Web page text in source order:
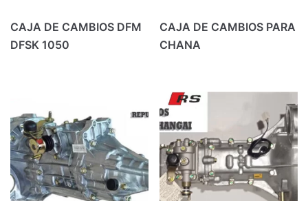
CAJA DE CAMBIOS DFM
DFSK 1050
CAJA DE CAMBIOS PARA
CHANA